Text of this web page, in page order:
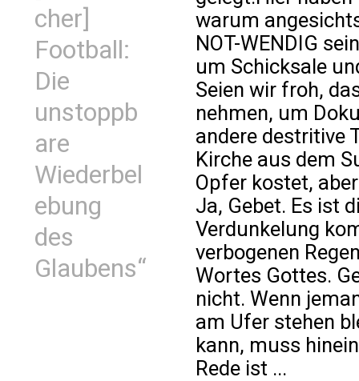
cher]
Football:
Die
unstoppb
are
Wiederbel
ebung
des
Glaubens“
warum
NOT-WENDIG
um Schicksale
Seien wir froh,
nehmen, um
andere destritive
Kirche aus dem
Opfer kostet,
Ja, Gebet. Es ist
Verdunkelung
verbogenen
Wortes Gottes.
nicht. Wenn
am Ufer stehen
kann, muss
Rede ist ...